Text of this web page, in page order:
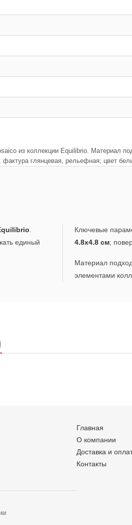
из коллекции Equilibrio. Материал
глянцевая, рельефная; цвет
.
единый
Ключевые
4.8x4.8 см;
Материал
элементами
Главная
О компании
Доставка и
Контакты